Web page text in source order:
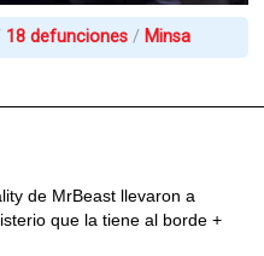
18 defunciones Minsa
de MrBeast llevaron a
que la tiene al borde +